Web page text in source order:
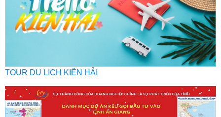
TOUR DU LỊCH KIÊN HẢI